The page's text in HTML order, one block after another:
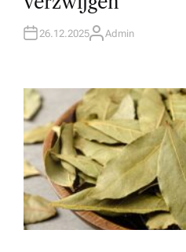
N
26.12.2025A
R
Admin